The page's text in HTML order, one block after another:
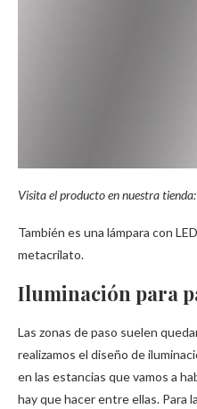
Visita el producto en nuestra tienda:
También es una lámpara con
metacrilato.
Iluminación para
Las zonas de paso suelen
realizamos el diseño de
en las estancias que vamos a
hay que hacer entre ellas. Para